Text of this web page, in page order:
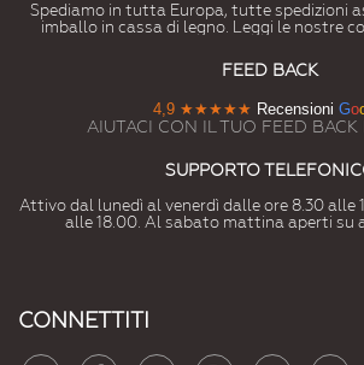
Spediamo in tutta Europa, tutte spedizioni
imballo in cassa di legno. Leggi le nostre
FEED BACK
4,9 ★★★★★ Recensioni Go
AIUTACI CON IL TUO FEED BACK
SUPPORTO
Attivo dal lunedì al venerdì dalle ore 8.30 alle
alle 18.00. Al sabato mattina aperti su
CONNETTITI